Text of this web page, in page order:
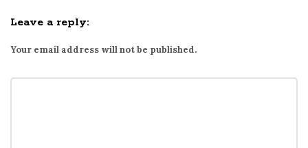
?
Leave a reply:
Your email address will not be published.